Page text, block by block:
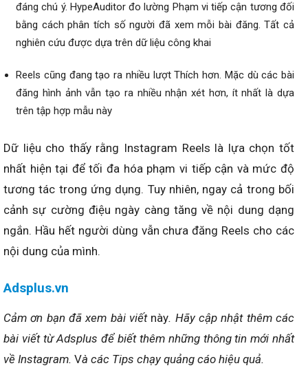
đáng chú ý. HypeAuditor đo lường Phạm vi tiếp cận tương đối
bằng cách phân tích số người đã xem mỗi bài đăng. Tất cả
nghiên cứu được dựa trên dữ liệu công khai
Reels cũng đang tạo ra nhiều lượt Thích hơn. Mặc dù các bài
đăng hình ảnh vẫn tạo ra nhiều nhận xét hơn, ít nhất là dựa
trên tập hợp mẫu này
Dữ liệu cho thấy rằng Instagram Reels là lựa chọn tốt
nhất hiện tại để tối đa hóa phạm vi tiếp cận và mức độ
tương tác trong ứng dụng. Tuy nhiên, ngay cả trong bối
cảnh sự cường điệu ngày càng tăng về nội dung dạng
ngắn. Hầu hết người dùng vẫn chưa đăng Reels cho các
nội dung của mình.
Adsplus.vn
Cảm ơn bạn đã xem bài viết này. Hãy cập nhật thêm các
bài viết từ Adsplus để biết thêm những thông tin mới nhất
về Instagram. Và các Tips chạy quảng cáo hiệu quả.